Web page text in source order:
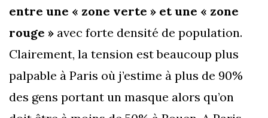
entre une « zone verte » et une « zone
rouge » avec forte densité de population.
Clairement, la tension est beaucoup plus
palpable à Paris où j’estime à plus de 90%
des gens portant un masque alors qu’on